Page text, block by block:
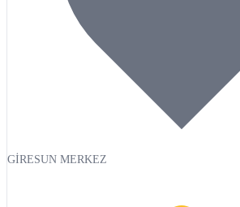
GİRESUN MERKEZ